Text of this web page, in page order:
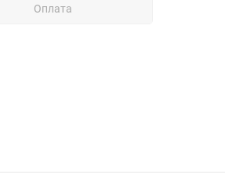
Оплата